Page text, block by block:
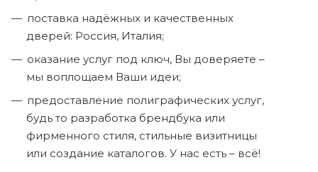
поставка надёжных и качественных
дверей: Россия, Италия;
оказание услуг под ключ, Вы доверяете –
мы воплощаем Ваши идеи;
предоставление полиграфических услуг,
будь то разработка брендбука или
фирменного стиля, стильные визитницы
или создание каталогов. У нас есть – всё!